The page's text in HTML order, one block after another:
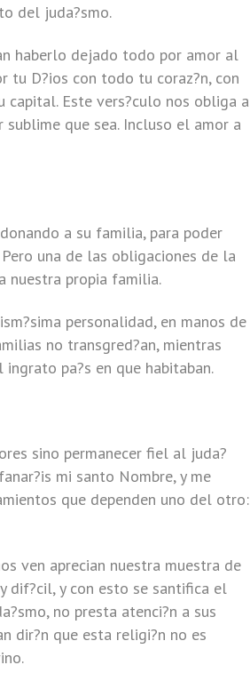
del juda?smo.
haberlo dejado todo por amor al
tu D?ios con todo tu coraz?n, con
Este vers?culo nos obliga a
que sea. Incluso el amor a
a su familia, para poder
una de las obligaciones de la
nuestra propia familia.
personalidad, en manos de
no transgred?an, mientras
pa?s en que habitaban.
sino permanecer fiel al juda?
mi santo Nombre, y me
que dependen uno del otro:
ven aprecian nuestra muestra de
dif?cil, y con esto se santifica el
no presta atenci?n a sus
dir?n que esta religi?n no es